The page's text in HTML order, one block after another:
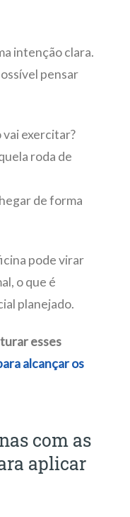
intenção clara.
pensar
exercitar?
roda de
de forma
pode virar
o que é
planejado.
esses
alcançar os
com as
aplicar